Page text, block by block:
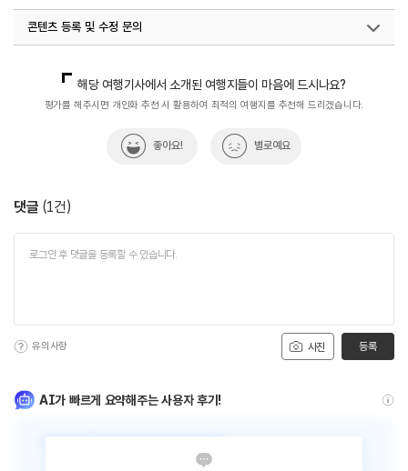
콘텐츠 등록 및 수정 문의
해당 여행기사에서 소개된 여행지들이 마음에 드시나요?
평가를 해주시면 개인화 추천 시 활용하여 최적의 여행지를 추천해 드리겠습니다.
좋아요! 별로예요
댓글 (1건)
사진
유의사항 등록
AI가 빠르게 요약해주는 사용자 후기!